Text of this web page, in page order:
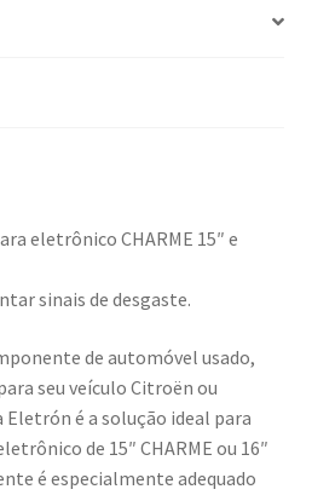
eletrônico CHARME 15″ e
sinais de desgaste.
de automóvel usado,
seu veículo Citroën ou
Eletrón é a solução ideal para
de 15″ CHARME ou 16″
é especialmente adequado